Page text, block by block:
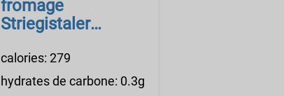
fromage
Striegistaler
Kaserei
Champignon
calories: 279
hydrates de carbone: 0.3g